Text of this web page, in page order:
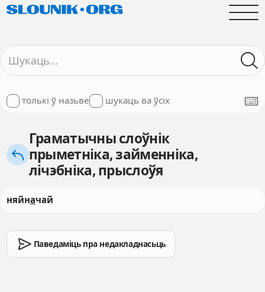
толькі ў назьве шукаць ва ўсіх
Граматычны слоўнік
прыметніка, займенніка,
лічэбніка, прыслоўя
няйначай
Паведаміць пра недакладнасьць